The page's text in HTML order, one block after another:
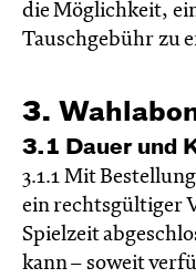
die Möglichkeit,
Tauschgebühr zu
3.
3.1 Dauer und
3.1.1 Mit
ein rechtsgültiger
Spielzeit
kann – soweit